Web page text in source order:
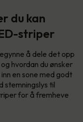
du kan
striper
å dele det opp
hvordan du ønsker
en sone med godt
stemningslys til
for å fremheve